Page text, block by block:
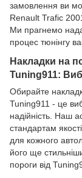
замовлення ви
Renault Trafic
Ми прагнемо
процес тюнінгу
Накладки на
Tuning911:
Обирайте
Tuning911 - це
надійність. Наш
стандартам
для кожного
його ще
пороги від